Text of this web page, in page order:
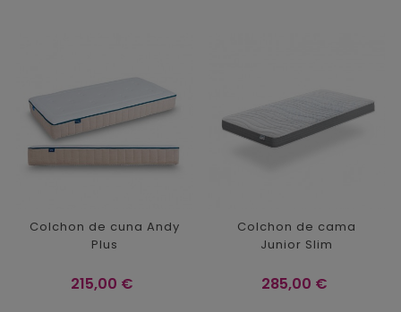
Colchon de cuna Andy
Plus
Precio
215,00 €
Colchon de cama
Junior Slim
Precio
285,00 €